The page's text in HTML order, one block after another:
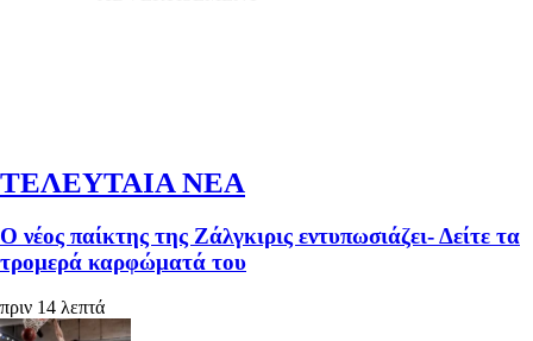
ΤΕΛΕΥΤΑΙΑ ΝΕΑ
Ο νέος παίκτης της Ζάλγκιρις εντυπωσιάζει- Δείτε τα
τρομερά καρφώματά του
πριν 14 λεπτά